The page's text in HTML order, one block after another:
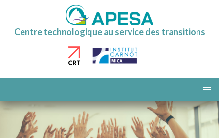
Centre technologique au service des transitions
MENU
AU
CONTENU